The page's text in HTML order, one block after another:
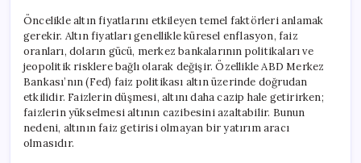
Öncelikle altın fiyatlarını etkileyen temel faktörleri anlamak
gerekir. Altın fiyatları genellikle küresel enflasyon, faiz
oranları, doların gücü, merkez bankalarının politikaları ve
jeopolitik risklere bağlı olarak değişir. Özellikle ABD Merkez
Bankası’nın (Fed) faiz politikası altın üzerinde doğrudan
etkilidir. Faizlerin düşmesi, altını daha cazip hale getirirken;
faizlerin yükselmesi altının cazibesini azaltabilir. Bunun
nedeni, altının faiz getirisi olmayan bir yatırım aracı
olmasıdır.